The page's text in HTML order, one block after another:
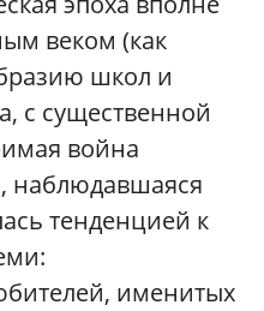
веком (как
школ и
с существенной
война
наблюдавшаяся
тенденцией к
именитых